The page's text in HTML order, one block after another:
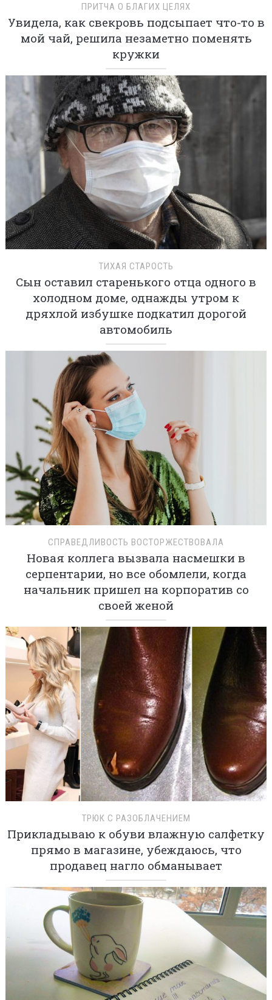
ПРИТЧА О БЛАГИХ ЦЕЛЯХ
Увидела, как свекровь подсыпает что-то в
мой чай, решила незаметно поменять
кружки
ТИХАЯ СТАРОСТЬ
Сын оставил старенького отца одного в
холодном доме, однажды утром к
дряхлой избушке подкатил дорогой
автомобиль
СПРАВЕДЛИВОСТЬ ВОСТОРЖЕСТВОВАЛА
Новая коллега вызвала насмешки в
серпентарии, но все обомлели, когда
начальник пришел на корпоратив со
своей женой
ТРЮК С РАЗОБЛАЧЕНИЕМ
Прикладываю к обуви влажную салфетку
прямо в магазине, убеждаюсь, что
продавец нагло обманывает